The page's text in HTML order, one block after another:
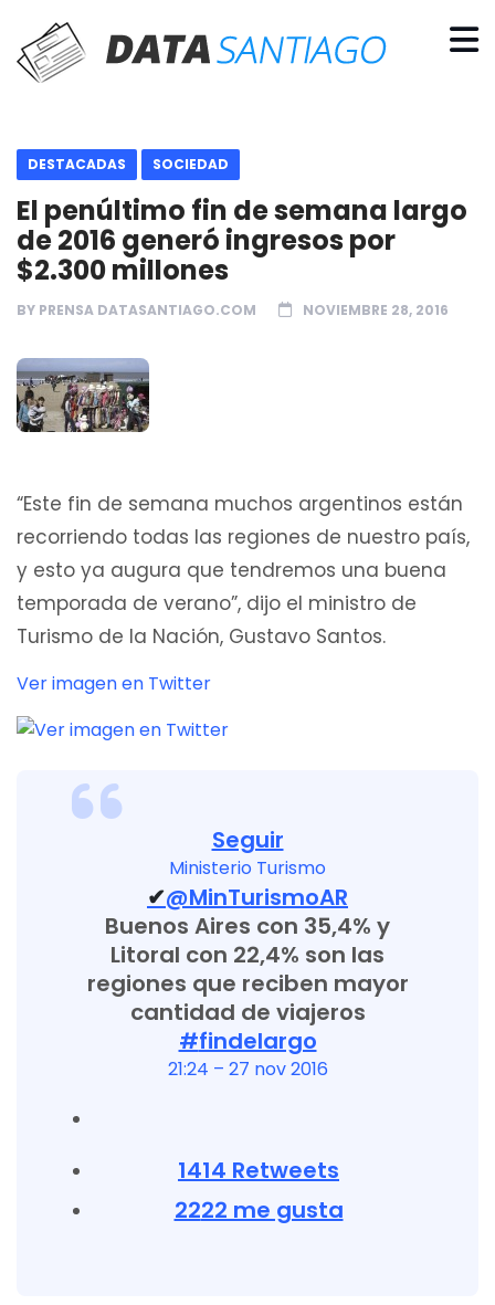
DESTACADAS SOCIEDAD
El penúltimo fin de semana largo
de 2016 generó ingresos por
$2.300 millones
BY PRENSA DATASANTIAGO.COM NOVIEMBRE 28, 2016
“Este fin de semana muchos argentinos están
recorriendo todas las regiones de nuestro país,
y esto ya augura que tendremos una buena
temporada de verano”, dijo el ministro de
Turismo de la Nación, Gustavo Santos.
Ver imagen en Twitter
Seguir
Ministerio Turismo
✔@MinTurismoAR
Buenos Aires con 35,4% y
Litoral con 22,4% son las
regiones que reciben mayor
cantidad de viajeros
#findelargo
21:24 – 27 nov 2016
1414 Retweets
2222 me gusta